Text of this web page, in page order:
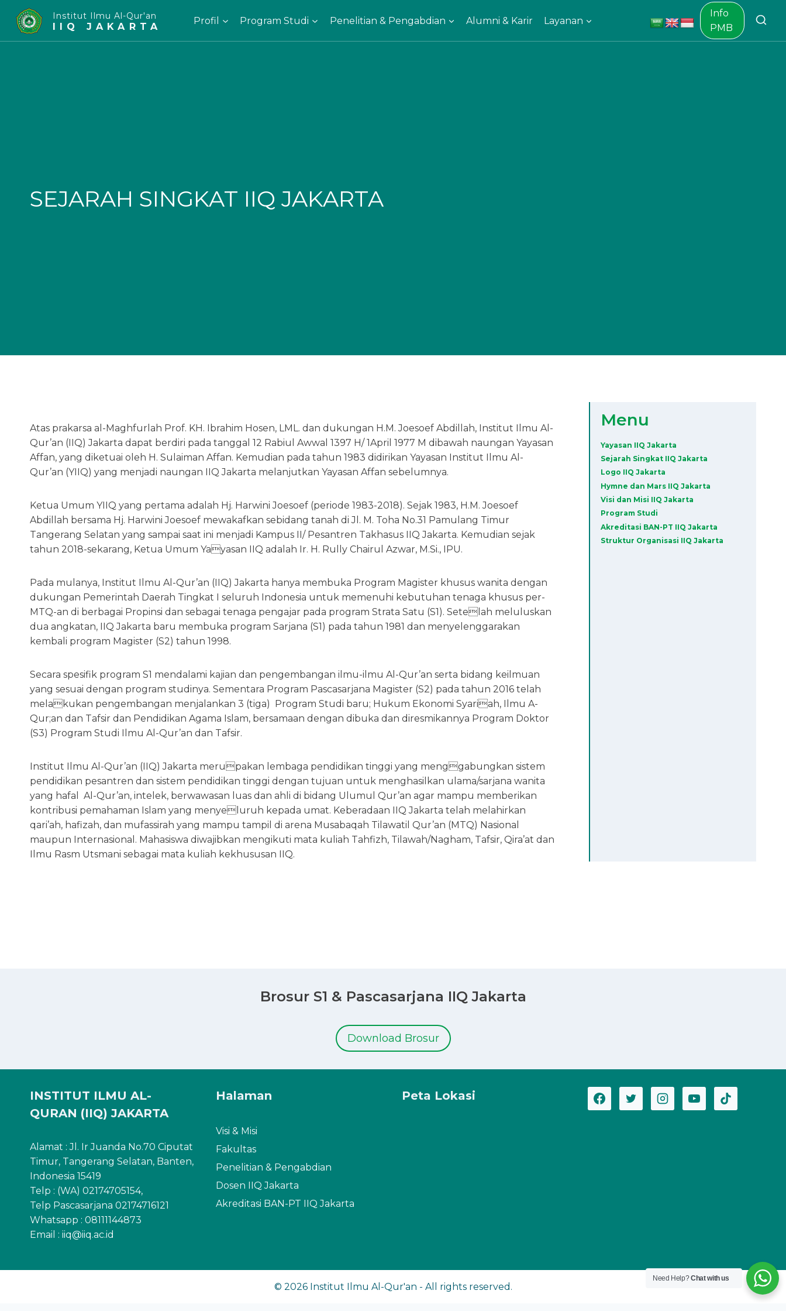
content
Institut Ilmu Al-Qur'an
IIQ JAKARTA
Profil Program Studi Penelitian & Pengabdian Alumni & Karir Layanan
Info
PMB
SEJARAH SINGKAT IIQ JAKARTA
Atas prakarsa al-Maghfurlah Prof. KH. Ibrahim Hosen, LML. dan dukungan H.M. Joesoef Abdillah, Institut Ilmu Al-
Qur’an (IIQ) Jakarta dapat berdiri pada tanggal 12 Rabiul Awwal 1397 H/ 1April 1977 M dibawah naungan Yayasan
Affan, yang diketuai oleh H. Sulaiman Affan. Kemudian pada tahun 1983 didirikan Yayasan Institut Ilmu Al-
Qur’an (YIIQ) yang menjadi naungan IIQ Jakarta melanjutkan Yayasan Affan sebelumnya.
Ketua Umum YIIQ yang pertama adalah Hj. Harwini Joesoef (periode 1983-2018). Sejak 1983, H.M. Joesoef
Abdillah bersama Hj. Harwini Joesoef mewakafkan sebidang tanah di Jl. M. Toha No.31 Pamulang Timur
Tangerang Selatan yang sampai saat ini menjadi Kampus II/ Pesantren Takhasus IIQ Jakarta. Kemudian sejak
tahun 2018-sekarang, Ketua Umum Yayasan IIQ adalah Ir. H. Rully Chairul Azwar, M.Si., IPU.
Pada mulanya, Institut Ilmu Al-Qur’an (IIQ) Jakarta hanya membuka Program Magister khusus wanita dengan
dukungan Pemerintah Daerah Tingkat I seluruh Indonesia untuk memenuhi kebutuhan tenaga khusus per-
MTQ-an di berbagai Propinsi dan sebagai tenaga pengajar pada program Strata Satu (S1). Setelah meluluskan
dua angkatan, IIQ Jakarta baru membuka program Sarjana (S1) pada tahun 1981 dan menyelenggarakan
kembali program Magister (S2) tahun 1998.
Secara spesifik program S1 mendalami kajian dan pengembangan ilmu-ilmu Al-Qur’an serta bidang keilmuan
yang sesuai dengan program studinya. Sementara Program Pascasarjana Magister (S2) pada tahun 2016 telah
melakukan pengembangan menjalankan 3 (tiga) Program Studi baru; Hukum Ekonomi Syariah, Ilmu A-
Qur;an dan Tafsir dan Pendidikan Agama Islam, bersamaan dengan dibuka dan diresmikannya Program Doktor
(S3) Program Studi Ilmu Al-Qur’an dan Tafsir.
Institut Ilmu Al-Qur’an (IIQ) Jakarta merupakan lembaga pendidikan tinggi yang menggabungkan sistem
pendidikan pesantren dan sistem pendidikan tinggi dengan tujuan untuk menghasilkan ulama/sarjana wanita
yang hafal Al-Qur’an, intelek, berwawasan luas dan ahli di bidang Ulumul Qur’an agar mampu memberikan
kontribusi pemahaman Islam yang menyeluruh kepada umat. Keberadaan IIQ Jakarta telah melahirkan
qari’ah, hafizah, dan mufassirah yang mampu tampil di arena Musabaqah Tilawatil Qur’an (MTQ) Nasional
maupun Internasional. Mahasiswa diwajibkan mengikuti mata kuliah Tahfizh, Tilawah/Nagham, Tafsir, Qira’at dan
Ilmu Rasm Utsmani sebagai mata kuliah kekhususan IIQ.
Menu
Yayasan IIQ Jakarta
Sejarah Singkat IIQ Jakarta
Logo IIQ Jakarta
Hymne dan Mars IIQ Jakarta
Visi dan Misi IIQ Jakarta
Program Studi
Akreditasi BAN-PT IIQ Jakarta
Struktur Organisasi IIQ Jakarta
Brosur S1 & Pascasarjana IIQ Jakarta
Download Brosur
INSTITUT ILMU AL-
QURAN (IIQ) JAKARTA
Alamat : Jl. Ir Juanda No.70 Ciputat
Timur, Tangerang Selatan, Banten,
Indonesia 15419
Telp : (WA) 02174705154,
Telp Pascasarjana 02174716121
Whatsapp : 08111144873
Email : iiq@iiq.ac.id
Halaman
Visi & Misi
Fakultas
Penelitian & Pengabdian
Dosen IIQ Jakarta
Akreditasi BAN-PT IIQ Jakarta
Peta Lokasi
© 2026 Institut Ilmu Al-Qur'an - All rights reserved.
Need Help?Chat with us